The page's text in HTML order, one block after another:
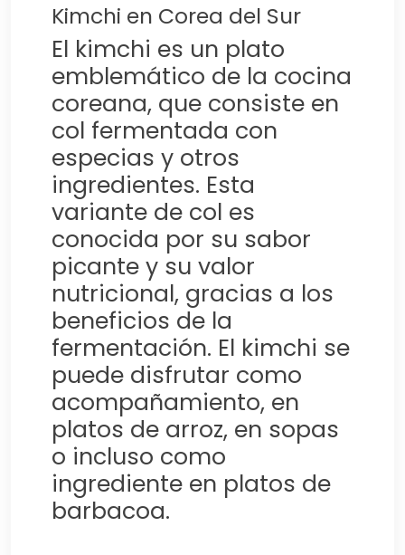
Kimchi en Corea del Sur
El kimchi es un plato
emblemático de la cocina
coreana, que consiste en
col fermentada con
especias y otros
ingredientes. Esta
variante de col es
conocida por su sabor
picante y su valor
nutricional, gracias a los
beneficios de la
fermentación. El kimchi se
puede disfrutar como
acompañamiento, en
platos de arroz, en sopas
o incluso como
ingrediente en platos de
barbacoa.